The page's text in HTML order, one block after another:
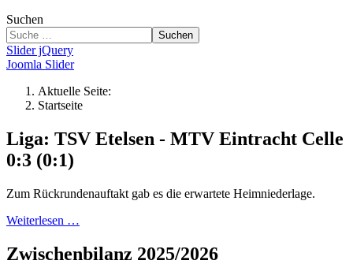
Suchen
Suchen
Slider jQuery
Joomla Slider
Aktuelle Seite:
Startseite
Liga: TSV Etelsen - MTV Eintracht Celle
0:3 (0:1)
Zum Rückrundenauftakt gab es die erwartete Heimniederlage.
Weiterlesen …
Zwischenbilanz 2025/2026